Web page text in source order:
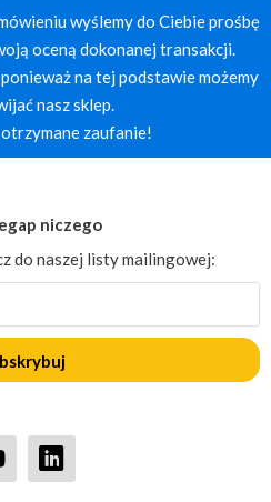
wyślemy do Ciebie prośbę
oceną dokonanej transakcji.
na tej podstawie możemy
nasz sklep.
zaufanie!
niczego
do naszej listy mailingowej: